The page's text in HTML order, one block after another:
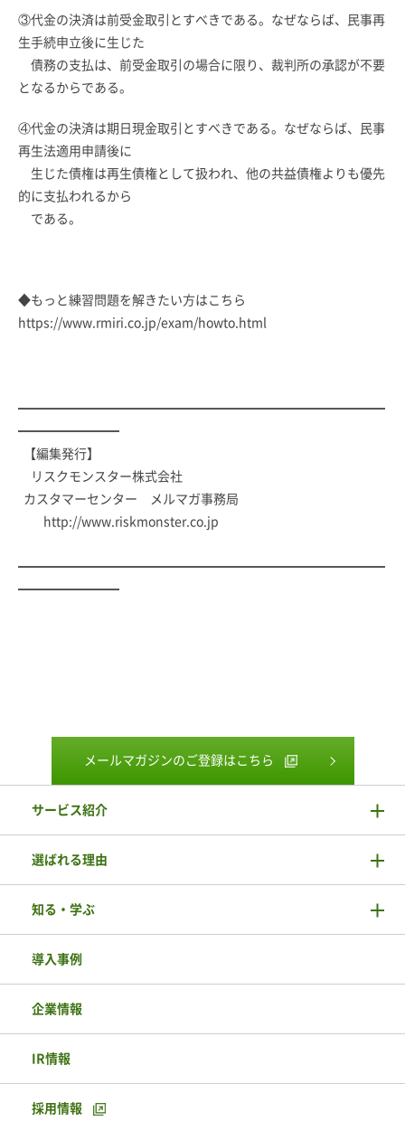
③代金の決済は前受金取引とすべきである。なぜならば、民事再
生手続申立後に生じた
債務の支払は、前受金取引の場合に限り、裁判所の承認が不要
となるからである。
④代金の決済は期日現金取引とすべきである。なぜならば、民事
再生法適用申請後に
生じた債権は再生債権として扱われ、他の共益債権よりも優先
的に支払われるから
である。
◆もっと練習問題を解きたい方はこちら
https://www.rmiri.co.jp/exam/howto.html
━━━━━━━━━━━━━━━━━━━━━━━━━━━━━
━━━━━━━━
【編集発行】
リスクモンスター株式会社
カスタマーセンター メルマガ事務局
http://www.riskmonster.co.jp
━━━━━━━━━━━━━━━━━━━━━━━━━━━━━
━━━━━━━━
メールマガジンのご登録はこちら
サービス紹介
選ばれる理由
知る・学ぶ
導入事例
企業情報
IR情報
採用情報